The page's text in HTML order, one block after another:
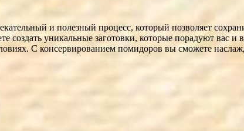
и полезный процесс, который позволяет
уникальные заготовки, которые порадуют вас и
С консервированием помидоров вы сможете